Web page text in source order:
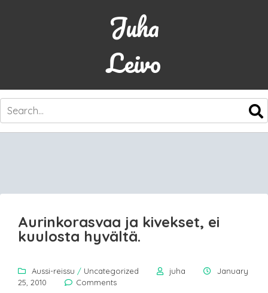
Juha
Leivo
SKIP
CONTENT
Aurinkorasvaa ja kivekset, ei
kuulosta hyvältä.
Aussi-reissu / Uncategorized juha
January
25, 2010
Comments